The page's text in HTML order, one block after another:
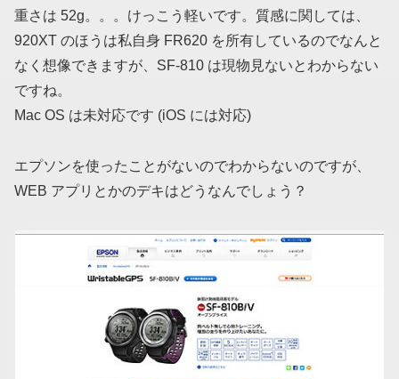
重さは 52g。。。けっこう軽いです。質感に関しては、
920XT のほうは私自身 FR620 を所有しているのでなんと
なく想像できますが、SF-810 は現物見ないとわからない
ですね。
Mac OS は未対応です (iOS には対応)
エプソンを使ったことがないのでわからないのですが、
WEB アプリとかのデキはどうなんでしょう？